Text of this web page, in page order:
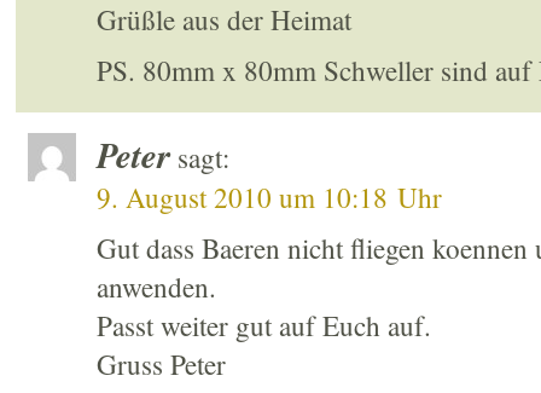
Grüßle aus der Heimat
PS. 80mm x 80mm Schweller sind
Peter sagt:
9. August 2010 um 10:18 Uhr
Gut dass Baeren nicht fliegen
anwenden.
Passt weiter gut auf Euch auf.
Gruss Peter